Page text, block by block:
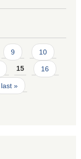
9 10
15 16
last »